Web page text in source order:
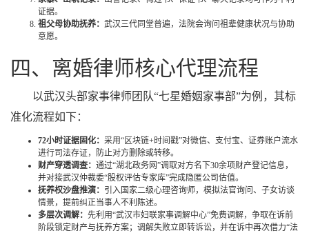
证据。
祖父母协助抚养： 武汉三代同堂普遍，法院会询问祖辈健康状况与协助
意愿。
四、离婚律师核心代理流程
以武汉头部家事律师团队“七星婚姻家事部”为例，其标
准化流程如下：
72小时证据固化： 采用“区块链+时间戳”对微信、支付宝、证券账户流水
进行司法存证，防止对方删除或转移。
财产穿透调查： 通过“湖北政务网”调取对方名下30余项财产登记信息，
并对接武汉仲裁委“股权评估专家库”完成隐匿公司估值。
抚养权沙盘推演： 引入国家二级心理咨询师，模拟法官询问、子女访谈
情景，提前纠正当事人不利陈述。
多层次调解： 先利用“武汉市妇联家事调解中心”免费调解，争取在诉前
阶段锁定财产与抚养方案；调解失败立即转诉讼，并在诉中再次借力“法